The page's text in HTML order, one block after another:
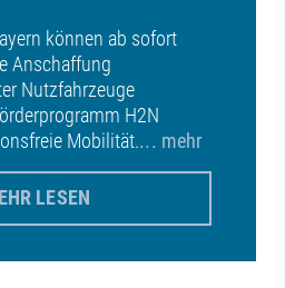
können ab sofort
Anschaffung
Nutzfahrzeuge
H2N
Mobilität.... mehr
LESEN